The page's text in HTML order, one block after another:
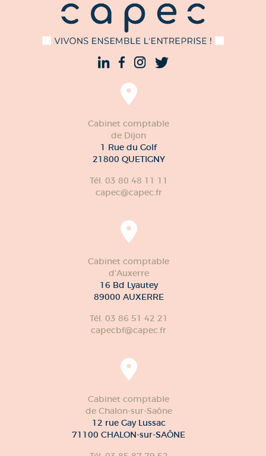
Cabinet comptable
de Dijon
1 Rue du Golf
21800 QUETIGNY
Tél. 03 80 48 11 11
capec@capec.fr
Cabinet comptable
d'Auxerre
16 Bd Lyautey
89000 AUXERRE
Tél. 03 86 51 42 21
capecbf@capec.fr
Cabinet comptable
de Chalon-sur-Saône
12 rue Gay Lussac
71100 CHALON-sur-SAÔNE